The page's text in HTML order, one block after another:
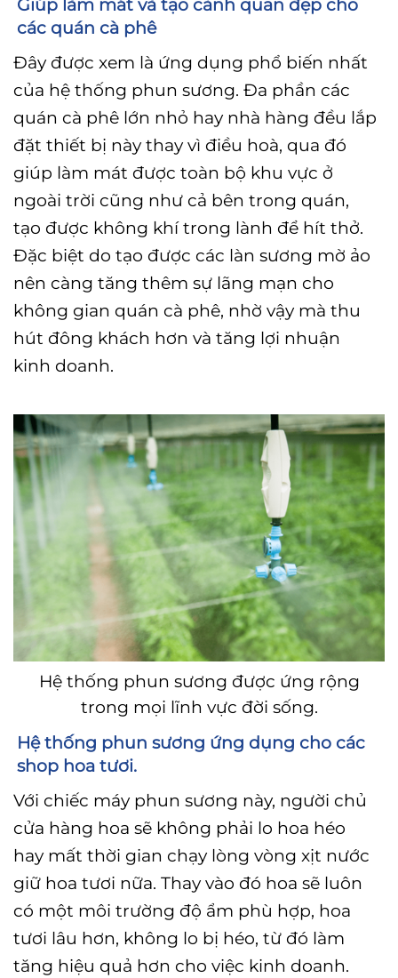
Giúp làm mát và tạo cảnh quan đẹp cho
các quán cà phê
Đây được xem là ứng dụng phổ biến nhất
của hệ thống phun sương. Đa phần các
quán cà phê lớn nhỏ hay nhà hàng đều lắp
đặt thiết bị này thay vì điều hoà, qua đó
giúp làm mát được toàn bộ khu vực ở
ngoài trời cũng như cả bên trong quán,
tạo được không khí trong lành để hít thở.
Đặc biệt do tạo được các làn sương mờ ảo
nên càng tăng thêm sự lãng mạn cho
không gian quán cà phê, nhờ vậy mà thu
hút đông khách hơn và tăng lợi nhuận
kinh doanh.
Hệ thống phun sương được ứng rộng
trong mọi lĩnh vực đời sống.
Hệ thống phun sương ứng dụng cho các
shop hoa tươi.
Với chiếc máy phun sương này, người chủ
cửa hàng hoa sẽ không phải lo hoa héo
hay mất thời gian chạy lòng vòng xịt nước
giữ hoa tươi nữa. Thay vào đó hoa sẽ luôn
có một môi trường độ ẩm phù hợp, hoa
tươi lâu hơn, không lo bị héo, từ đó làm
tăng hiệu quả hơn cho việc kinh doanh.